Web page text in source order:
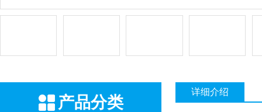
产品分类
详细介绍